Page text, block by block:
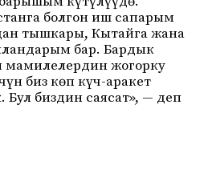
болгон иш сапарым
тышкары, Кытайга жана
бар. Бардык
мамилелердин жогорку
биз көп күч-аракет
биздин саясат», — деп